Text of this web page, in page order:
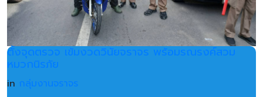
ตั้งจุดตรวจ เข้มงวดวินัยจราจร พร้อมรณรงค์สวม
หมวกนิรภัย
in กลุ่มงานจราจร